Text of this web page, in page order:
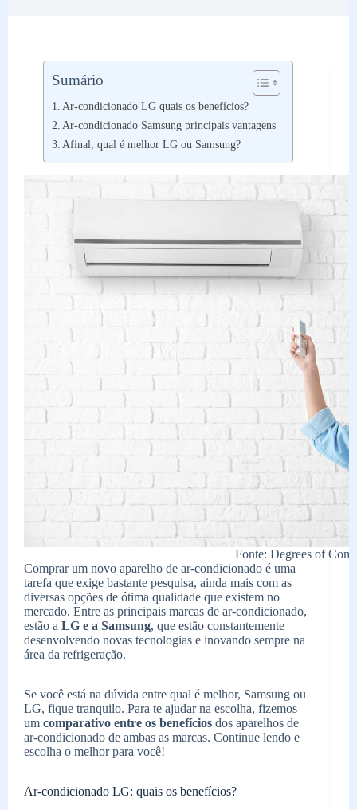
Sumário
Ar-condicionado LG quais os benefícios?
Ar-condicionado Samsung principais vantagens
Afinal, qual é melhor LG ou Samsung?
Fonte: Degrees of
Comprar um novo aparelho de ar-condicionado é uma
tarefa que exige bastante pesquisa, ainda mais com as
diversas opções de ótima qualidade que existem no
mercado. Entre as principais marcas de ar-condicionado,
estão a LG e a Samsung, que estão constantemente
desenvolvendo novas tecnologias e inovando sempre na
área da refrigeração.
Se você está na dúvida entre qual é melhor, Samsung ou
LG, fique tranquilo. Para te ajudar na escolha, fizemos
um comparativo entre os benefícios dos aparelhos de
ar-condicionado de ambas as marcas. Continue lendo e
escolha o melhor para você!
Ar-condicionado LG: quais os benefícios?